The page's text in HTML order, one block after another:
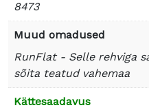
8473
Muud omadused
RunFlat - Selle rehviga
sõita teatud vahemaa
Kättesaadavus